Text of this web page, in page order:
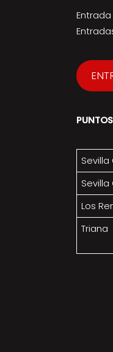
Los
Triana